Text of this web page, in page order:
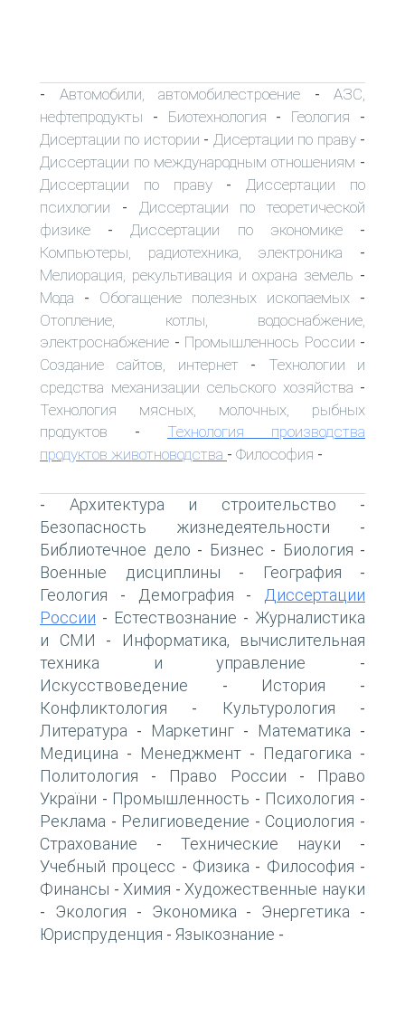
- Автомобили, автомобилестроение - АЗС,
нефтепродукты - Биотехнология - Геология -
Дисертации по истории - Дисертации по праву-
Диссертации по международным отношениям -
Диссертации по праву- Диссертации по
психлогии - Диссертации по теоретической
физике - Диссертации по экономике-
Компьютеры, радиотехника, электроника -
Мелиорация, рекультивация и охрана земель -
Мода - Обогащение полезных ископаемых -
Отопление, котлы, водоснабжение,
электроснабжение - Промышленнось России -
Создание сайтов, интернет - Технологии и
средства механизации сельского хозяйства -
Технология мясных, молочных, рыбных
продуктов - Технология производства
продуктов животноводства - Философия -
- Архитектура и строительство -
Безопасность жизнедеятельности -
Библиотечное дело - Бизнес - Биология -
Военные дисциплины - География -
Геология - Демография -
Диссертации
России - Естествознание - Журналистика
и СМИ -
Информатика, вычислительная
техника и управление -
Искусствоведение - История -
Конфликтология - Культурология -
Литература - Маркетинг - Математика -
Медицина - Менеджмент - Педагогика -
Политология - Право России -
Право
України - Промышленность - Психология -
Реклама - Религиоведение - Социология -
Страхование - Технические науки -
Учебный процесс - Физика - Философия -
Финансы - Химия - Художественные науки
- Экология - Экономика - Энергетика -
Юриспруденция - Языкознание -